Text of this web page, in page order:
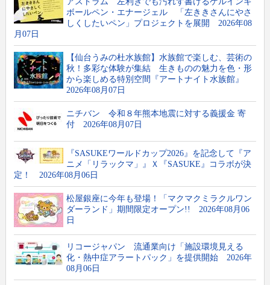
新製品情報
文具動画紹介
文具ミニミニ歴史館
卸
小売店
各種団体
会社概要
新聞購読申し込み
広告掲載について
お問い合わせ
プライバシーポリシー
利用規約
ボールペン・エナージェル 「左ききさんにやさ
しくしたいペン」プロジェクトを展開 2026年08
月07日
【仙台うみの杜水族館】水族館で楽しむ、芸術の
秋！多彩な体験が集結 生きものの魅力を色・形
から楽しめる特別空間『アートナイト水族館』
2026年08月07日
ニチバン 令和８年熊本地震に対する義援金 寄
付 2026年08月07日
『SASUKEワールドカップ2026』を記念して『ア
ニメ「リラックマ」』Ｘ『SASUKE』コラボが決
定！ 2026年08月06日
松屋銀座に今年も登場！「マクマクミラクルワン
ダーランド」期間限定オープン!! 2026年08月06
日
リコージャパン 流通業向け「施設環境見える
化・熱中症アラートパック」を提供開始 2026年
08月06日